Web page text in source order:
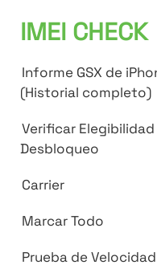
IMEI CHECK
Informe GSX de
(Historial completo)
Verificar
Desbloqueo
Carrier
Marcar Todo
Prueba de